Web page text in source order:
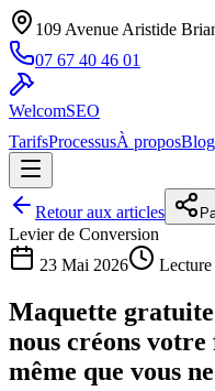
109 Avenue Aristide
07 67 40 46 01
WelcomSEO
TarifsProcessusÀ proposBlog
Retour aux articles
Levier de Conversion
23 Mai 2026
Maquette
nous créons
même que vous